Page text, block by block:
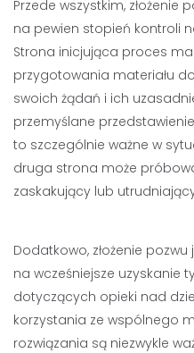
Przede wszystkim, złożenie
na pewien stopień kontroli
Strona inicjująca proces
przygotowania materiału
swoich żądań i ich
przemyślane
to szczególnie ważne w
druga strona może
zaskakujący lub
Dodatkowo, złożenie
na wcześniejsze uzyskanie
dotyczących opieki nad
korzystania ze wspólnego
rozwiązania są niezwykle